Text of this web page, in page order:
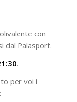
con
dal Palasport.
.
per voi i